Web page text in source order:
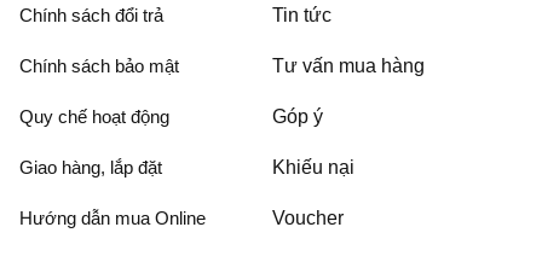
Chính sách đổi trả
Chính sách bảo mật
Quy chế hoạt động
Giao hàng, lắp đặt
Hướng dẫn mua Online
Tin tức
Tư vấn mua hàng
Góp ý
Khiếu nại
Voucher